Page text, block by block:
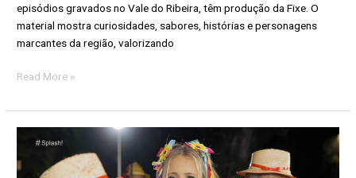
episódios gravados no Vale do Ribeira, têm produção da Fixe. O
material mostra curiosidades, sabores, histórias e personagens
marcantes da região, valorizando
Read More »
episódios